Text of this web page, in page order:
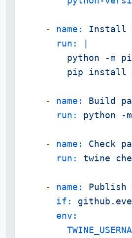
- name: Install
run:
python -m
- name: Build
run:
python -m
- name: Check
run:
twine
- name: Publish
if:
env: